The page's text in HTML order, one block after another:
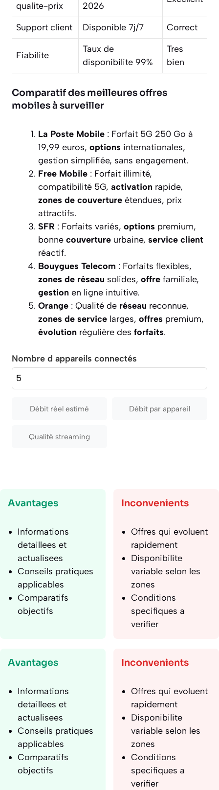
qualite-prix 2026
Support client Disponible 7j/7 Correct
Fiabilite
Taux de
disponibilite 99%
Tres
bien
Comparatif des meilleures offres
mobiles à surveiller
La Poste Mobile : Forfait 5G 250 Go à
19,99 euros, options internationales,
gestion simplifiée, sans engagement.
Free Mobile : Forfait illimité,
compatibilité 5G, activation rapide,
zones de couverture étendues, prix
attractifs.
SFR : Forfaits variés, options premium,
bonne couverture urbaine, service client
réactif.
Bouygues Telecom : Forfaits flexibles,
zones de réseau solides, offre familiale,
gestion en ligne intuitive.
Orange : Qualité de réseau reconnue,
zones de service larges, offres premium,
évolution régulière des forfaits.
Nombre d appareils connectés
Débit réel estimé Débit par appareil
Qualité streaming
Avantages
Informations
detaillees et
actualisees
Conseils pratiques
applicables
Comparatifs
objectifs
Inconvenients
Offres qui evoluent
rapidement
Disponibilite
variable selon les
zones
Conditions
specifiques a
verifier
Avantages
Informations
detaillees et
actualisees
Conseils pratiques
applicables
Comparatifs
objectifs
Inconvenients
Offres qui evoluent
rapidement
Disponibilite
variable selon les
zones
Conditions
specifiques a
verifier